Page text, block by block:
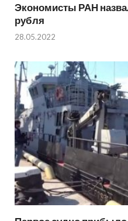
Экономисты РАН
рубля
28.05.2022